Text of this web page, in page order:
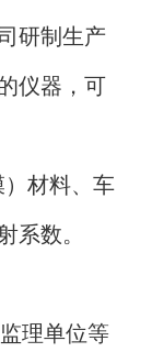
研制生产
仪器，可
材料、车
系数。
理单位等